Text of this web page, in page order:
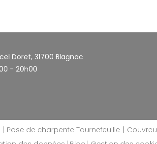
Doret, 31700 Blagnac
- 20h00
Pose de charpente Tournefeuille